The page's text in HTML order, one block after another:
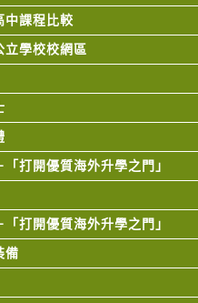
中課程比較
立學校校網區
打開優質海外升學之門」
打開優質海外升學之門」
備